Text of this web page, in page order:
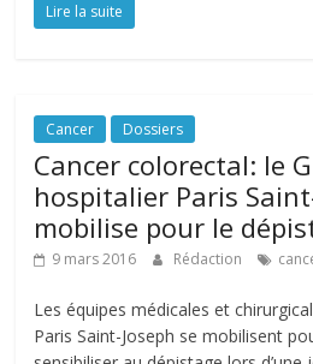
Lire la suite
Cancer Dossiers
Cancer colorectal: le
hospitalier Paris
mobilise pour le
9 mars 2016 Rédaction
Les équipes médicales et
Paris Saint-Joseph se mobilisent